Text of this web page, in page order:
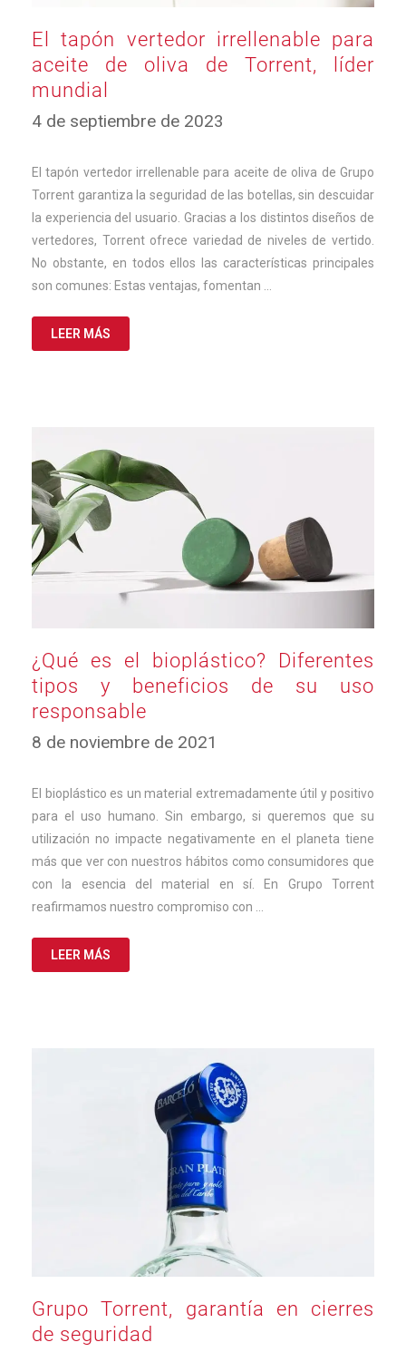
El tapón vertedor irrellenable para
aceite de oliva de Torrent, líder
mundial
4 de septiembre de 2023
de
2024
El tapón vertedor irrellenable para aceite de oliva de Grupo
Torrent garantiza la seguridad de las botellas, sin descuidar
la experiencia del usuario. Gracias a los distintos diseños de
vertedores, Torrent ofrece variedad de niveles de vertido.
No obstante, en todos ellos las características principales
son comunes: Estas ventajas, fomentan …
LEER MÁS
¿Qué es el bioplástico? Diferentes
tipos y beneficios de su uso
responsable
8 de noviembre de 2021
de
El bioplástico es un material extremadamente útil y positivo
para el uso humano. Sin embargo, si queremos que su
utilización no impacte negativamente en el planeta tiene
más que ver con nuestros hábitos como consumidores que
con la esencia del material en sí. En Grupo Torrent
reafirmamos nuestro compromiso con …
LEER MÁS
Grupo Torrent, garantía en cierres
de seguridad